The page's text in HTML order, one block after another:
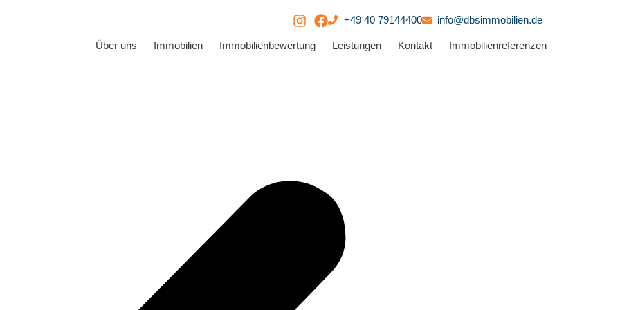
+49 40 79144400 info@dbsimmobilien.de
Über uns Immobilien Immobilienbewertung Leistungen Kontakt Immobilienreferenzen